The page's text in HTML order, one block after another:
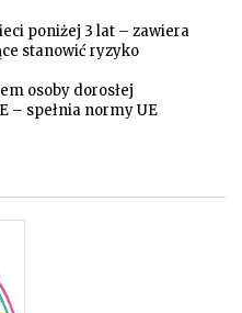
poniżej 3 lat – zawiera
stanowić ryzyko
osoby dorosłej
– spełnia normy UE